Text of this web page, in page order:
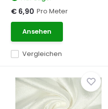
Vergleichen
€ 6,90 Pro Meter
Ansehen